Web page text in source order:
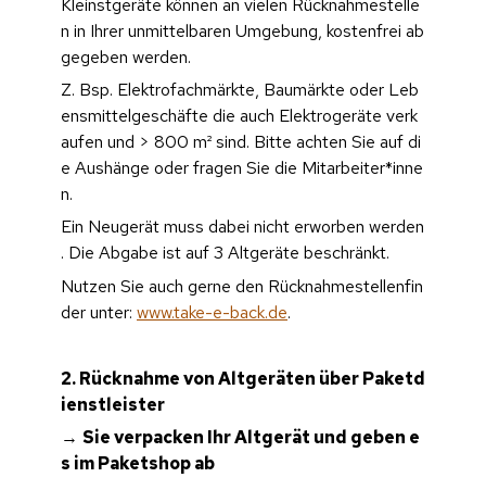
n in Ihrer unmittelbaren Umgebung, kostenfrei ab
gegeben werden.
Z. Bsp. Elektrofachmärkte, Baumärkte oder Leb
ensmittelgeschäfte die auch Elektrogeräte verk
aufen und > 800 m² sind. Bitte achten Sie auf di
e Aushänge oder fragen Sie die Mitarbeiter*inne
n.
Ein Neugerät muss dabei nicht erworben werden
. Die Abgabe ist auf 3 Altgeräte beschränkt.
Nutzen Sie auch gerne den Rücknahmestellenfin
der unter: www.take-e-back.de.
2. Rücknahme von Altgeräten über Paketd
ienstleister
→ Sie verpacken Ihr Altgerät und geben e
s im Paketshop ab